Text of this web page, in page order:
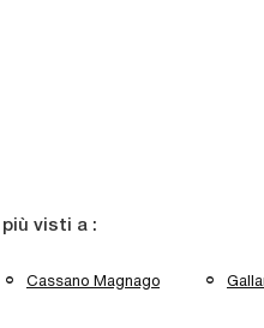
I più visti a :
Cassano Magnago